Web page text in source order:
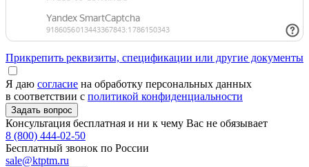
Прикрепить реквизиты, спецификации или другие документы
Я даю согласие на обработку персональных данных
в соответствии с политикой конфиденциальности
Консультация бесплатная и ни к чему Вас не обязывает
8 (800) 444-02-50
Бесплатный звонок по России
sale@ktptm.ru